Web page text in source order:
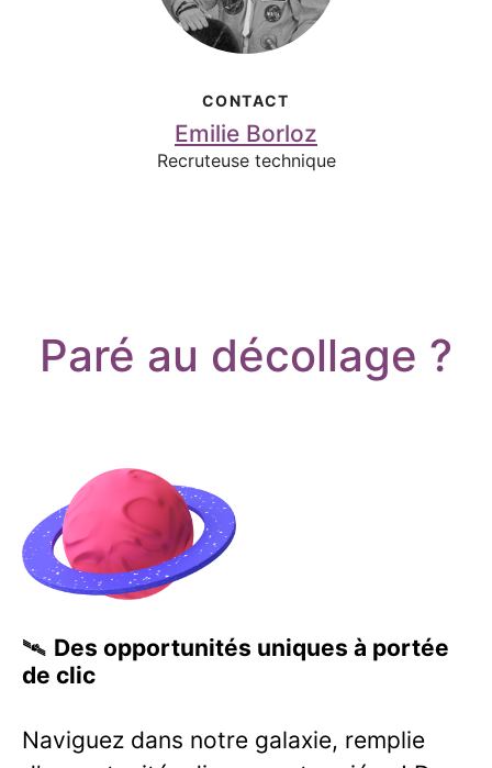
CONTACT
Emilie Borloz
Recruteuse technique
Paré au décollage ?
🛰️ Des opportunités uniques à portée
de clic
Naviguez dans notre galaxie, remplie